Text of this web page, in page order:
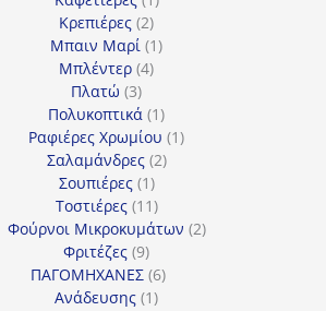
προϊόν
Κρεπιέρες 22
προϊόντα
Μπαιν Μαρί 11
Μπλέντερ 44
Πλατώ 33
προϊόντα
Πολυκοπτικά 11
προϊόν
Ραφιέρες Χρωμίου 11
Σαλαμάνδρες 22
Σουπιέρες 11
προϊόν
Τοστιέρες 1111
προϊόντα
Φούρνοι Μικροκυμάτων 22
Φριτέζες 99
προϊόντα
ΠΑΓΟΜΗΧΑΝΕΣ 66
Ανάδευσης 11